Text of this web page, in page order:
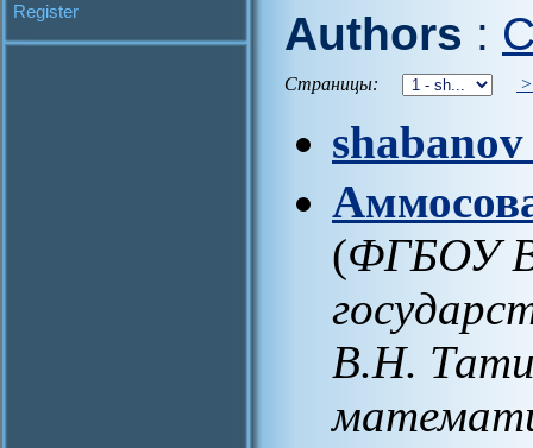
Register
Authors :
Страницы:
(ФГБОУ
В.Н.